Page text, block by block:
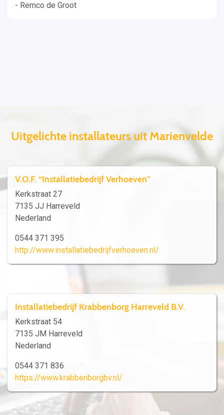
- Remco de Groot
Uitgelichte installateurs uit Marienvelde
V.O.F. “Installatiebedrijf Verhoeven”
Kerkstraat 27
7135 JJ Harreveld
Nederland
0544 371 395
http://www.installatiebedrijfverhoeven.nl/
Installatiebedrijf Krabbenborg Harreveld B.V.
Kerkstraat 54
7135 JM Harreveld
Nederland
0544 371 836
https://www.krabbenborgbv.nl/